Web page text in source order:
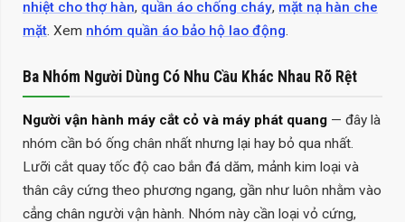
nhiệt cho thợ hàn, quần áo chống cháy, mặt nạ hàn che
mặt. Xem nhóm quần áo bảo hộ lao động.
Ba Nhóm Người Dùng Có Nhu Cầu Khác Nhau Rõ Rệt
Người vận hành máy cắt cỏ và máy phát quang — đây là
nhóm cần bó ống chân nhất nhưng lại hay bỏ qua nhất.
Lưỡi cắt quay tốc độ cao bắn đá dăm, mảnh kim loại và
thân cây cứng theo phương ngang, gần như luôn nhằm vào
cẳng chân người vận hành. Nhóm này cần loại vỏ cứng,